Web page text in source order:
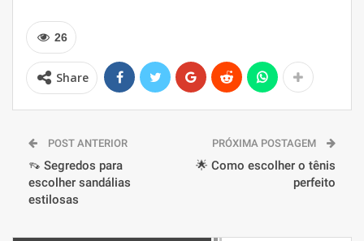
26
Share
POST ANTERIOR
👡 Segredos para
escolher sandálias
estilosas
PRÓXIMA POSTAGEM
🌟 Como escolher o tênis
perfeito